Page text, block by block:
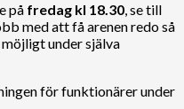
på fredag kl 18.30, se till
med att få arenen redo så
under själva
för funktionärer under